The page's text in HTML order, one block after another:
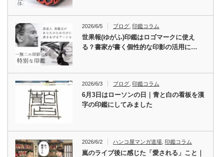
2026/6/5 ブログ ,印鑑コラム
世果報(ゆがふ)印鑑はロゴマークに使え
る？書家が書く個性的な印影の活用に…
2026/6/3 ブログ,印鑑コラム
6月3日はローソンの日｜青と白の看板を漢
字の印鑑にしてみました
2026/6/2 ハンコ屋マンガ道場 ,印鑑コラム
嵐のライブ後に感じた「愛される」こと｜